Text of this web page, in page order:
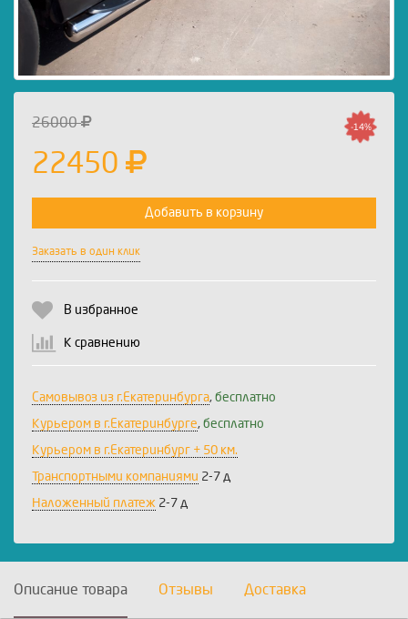
26000
22450
-14%
Добавить в корзину
Заказать в один клик
В избранное
К сравнению
Самовывоз из г.Екатеринбурга, бесплатно
Курьером в г.Екатеринбурге, бесплатно
Курьером в г.Екатеринбург + 50 км.
Транспортными компаниями 2-7 д
Наложенный платеж 2-7 д
Описание товара Отзывы Доставка